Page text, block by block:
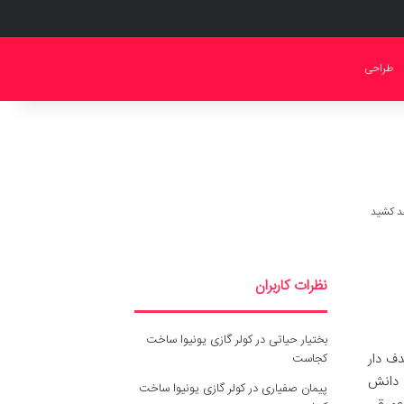
طراحی
دار
دانش
نظرات کاربران
بختیار حیاتی درکولر گازی یونیوا ساخت
کجاست
پیمان صفیاری درکولر گازی یونیوا ساخت